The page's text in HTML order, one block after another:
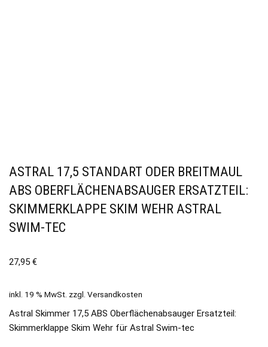
ASTRAL 17,5 STANDART ODER BREITMAUL
ABS OBERFLÄCHENABSAUGER ERSATZTEIL:
SKIMMERKLAPPE SKIM WEHR ASTRAL
SWIM-TEC
27,95 €
inkl. 19 % MwSt. zzgl. Versandkosten
Astral Skimmer 17,5 ABS Oberflächenabsauger Ersatzteil:
Skimmerklappe Skim Wehr für Astral Swim-tec